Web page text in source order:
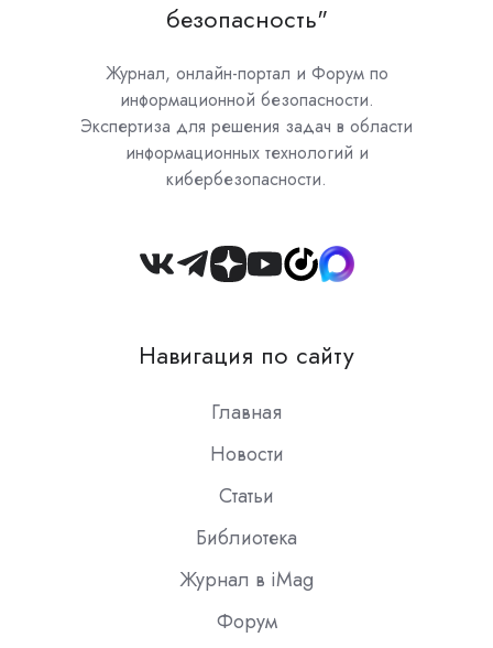
безопасность"
Журнал, онлайн-портал и Форум по
информационной безопасности.
Экспертиза для решения задач в области
информационных технологий и
кибербезопасности.
Join
Slack
Навигация по сайту
Главная
Новости
Статьи
Библиотека
Журнал в iMag
Форум